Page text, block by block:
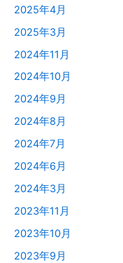
2025年4月
2025年3月
2024年11月
2024年10月
2024年9月
2024年8月
2024年7月
2024年6月
2024年3月
2023年11月
2023年10月
2023年9月